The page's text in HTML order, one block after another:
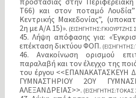
Τ66) και στον ποταμό Λουδία”
Κεντρικής Μακεδονίας”,
2η με Α/Α 15)».
45. Λήψη απόφασης για:
επέκταση δικτύου ΦΟΠ.
46. Ανακοίνωση ορισμού
παραλαβή και τον έλεγχο της
του έργου <<ΕΠΑΝΑΚΑΤΑΣΚΕΥΗ
ΓΥΜΝΑΣΤΗΡΙΟΥ 2ΟΥ
ΑΛΕΞΑΝΔΡΕΙΑΣ>>. (ΕΙΣΗΓΗΤΗΣ:ΤΟΚΑΣ